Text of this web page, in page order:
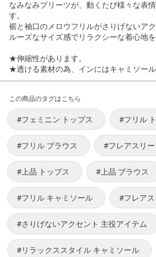
なみなみプリーツが、動くたび様々な表
す。
裾と袖口のメロウフリルがさりげないアク
ルーズなサイズ感でリラクシーな着心地を
★伸縮性があります。
★透ける素材の為、インにはキャミソール
この商品のタグはこちら
#フェミニン トップス #フリル
#フリル ブラウス #フレアスリ
#上品 トップス #上品 ブラウス
#フリル キャミソール #フレア
#さりげないアクセント 主役アイテム
#リラックススタイル キャミソール